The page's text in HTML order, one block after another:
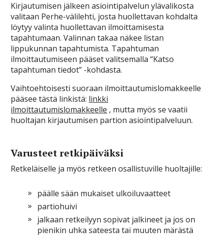
Kirjautumisen jälkeen asiointipalvelun ylävalikosta
valitaan Perhe-välilehti, josta huollettavan kohdalta
löytyy valinta huollettavan ilmoittamisesta
tapahtumaan. Valinnan takaa näkee listan
lippukunnan tapahtumista. Tapahtuman
ilmoittautumiseen pääset valitsemalla “Katso
tapahtuman tiedot” -kohdasta.
Vaihtoehtoisesti suoraan ilmoittautumislomakkeelle
pääsee tästä linkistä: linkki
ilmoittautumislomakkeelle , mutta myös se vaatii
huoltajan kirjautumisen partion asiointipalveluun.
Varusteet retkipäiväksi
Retkeläiselle ja myös retkeen osallistuville huoltajille:
päälle sään mukaiset ulkoiluvaatteet
partiohuivi
jalkaan retkeilyyn sopivat jalkineet ja jos on
pienikin uhka sateesta tai muuten märästä